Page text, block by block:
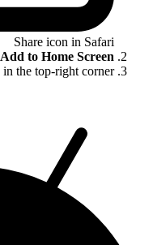
Share icon in Safari
Add to Home Screen
in the top-right corner.